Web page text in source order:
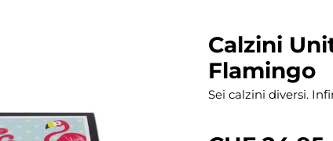
Calzini
Flamingo
Sei calzini diversi.